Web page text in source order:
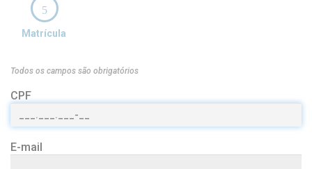
5
Matrícula
Todos os campos são obrigatórios
CPF
E-mail